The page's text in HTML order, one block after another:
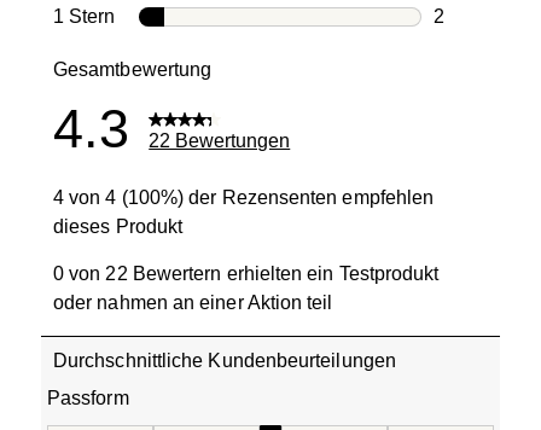
1
1 Stern Sterne
2
Gesamtbewertung
4.3 22 Bewertungen
4 von 4 (100%) der Rezensenten empfehlen
dieses Produkt
0 von 22 Bewertern erhielten ein Testprodukt
oder nahmen an einer Aktion teil
Durchschnittliche Kundenbeurteilungen
Passform